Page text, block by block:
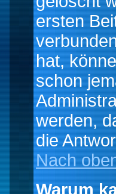
ersten
hat,
schon
werden,
die
Nach
Warum